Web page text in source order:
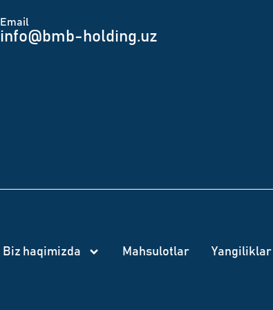
Email
info@bmb-holding.uz​
Biz haqimizda Mahsulotlar Yangiliklar